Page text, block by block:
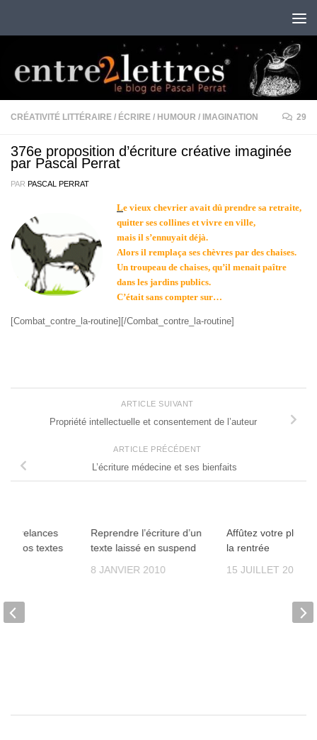
CRÉATIVITÉ LITTÉRAIRE / ÉCRIRE / HUMOUR / IMAGINATION 29
376e proposition d’écriture créative imaginée
par Pascal Perrat
PAR PASCAL PERRAT
Le vieux chevrier avait dû prendre sa retraite,
quitter ses collines et vivre en ville,
mais il s’ennuyait déjà.
Alors il remplaça ses chèvres par des chaises.
Un troupeau de chaises, qu’il menait paître
dans les jardins publics.
C’était sans compter sur…
[Combat_contre_la-routine][/Combat_contre_la-routine]
ARTICLE SUIVANT
Propriété intellectuelle et consentement de l’auteur
ARTICLE PRÉCÉDENT
L’écriture médecine et ses bienfaits
Reprendre l’écriture d’un
texte laissé en suspend
8 JANVIER 2010
Affûtez votre plume
la rentrée
15 JUILLET 2015
relances
vos textes